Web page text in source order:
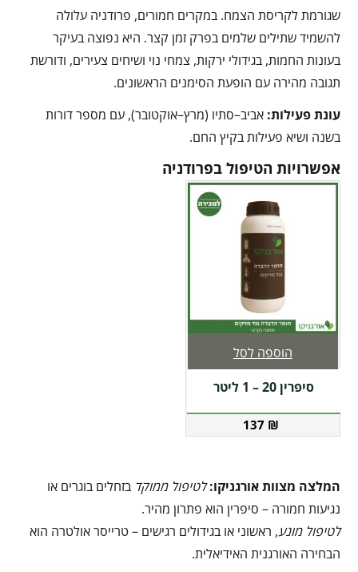
שגורמת לקריסת הצמח. במקרים חמורים, פרודניה עלולה
להשמיד שתילים שלמים בפרק זמן קצר. היא נפוצה בעיקר
בעונות החמות, בגידולי ירקות, צמחי נוי ושיחים צעירים, ודורשת
תגובה מהירה עם הופעת הסימנים הראשונים.
עונת פעילות: אביב–סתיו (מרץ–אוקטובר), עם מספר דורות
בשנה ושיא פעילות בקיץ החם.
אפשרויות הטיפול בפרודניה
סיפרין 20 – 1 ליטר
137 ₪
הוספה לסל
המלצה מצוות אורגניקו: לטיפול ממוקד בזחלים בוגרים או
נגיעות חמורה – סיפרין הוא פתרון מהיר.
לטיפול מונע, ראשוני או בגידולים רגישים – טרייסר אולטרה הוא
הבחירה האורגנית האידיאלית.